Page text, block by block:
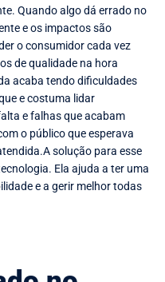
Quando algo dá errado no
e os impactos são
o consumidor cada vez
de qualidade na hora
acaba tendo dificuldades
e costuma lidar
e falhas que acabam
o público que esperava
solução para esse
Ela ajuda a ter uma
e a gerir melhor todas